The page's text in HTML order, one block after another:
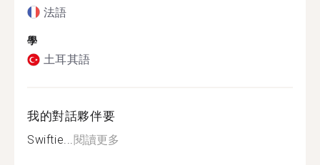
法語
學
土耳其語
我的對話夥伴要
Swiftie...閱讀更多